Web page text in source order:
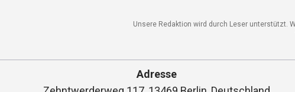
Unsere Redaktion wird durch Leser unterstützt.
Adresse